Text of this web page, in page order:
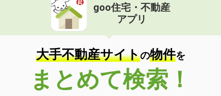
goo住宅・不動産
アプリ
大手不動産サイトの物件を
まとめて検索！